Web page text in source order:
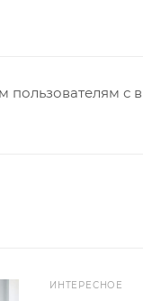
пользователям
ИНТЕРЕСНОЕ